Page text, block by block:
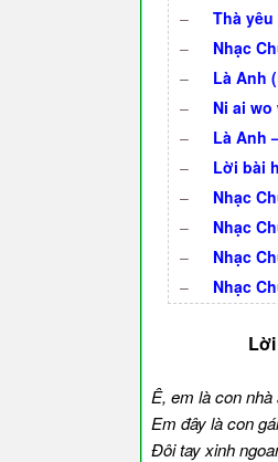
–
Thà
–
Nhạc
–
Là Anh
–
Ni ai
–
Là Anh
–
Lời bài
–
Nhạc
–
Nhạc
–
Nhạc
–
Nhạc
Ê, em là con
Em đây là con
Đôi tay xinh